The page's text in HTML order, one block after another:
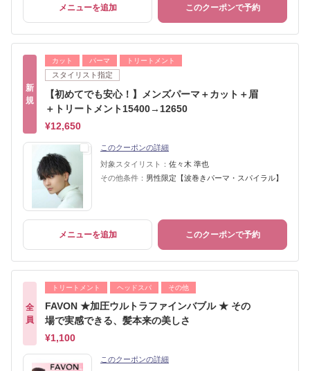
メニューを追加 このクーポンで予約
新
規
カット パーマ トリートメント
スタイリスト指定
【初めてでも安心！】メンズパーマ＋カット＋眉
＋トリートメント15400→12650
¥12,650
このクーポンの詳細
対象スタイリスト： 佐々木 準也
その他条件： 男性限定【波巻きパーマ・スパイラル】
メニューを追加 このクーポンで予約
全
員
トリートメント ヘッドスパ その他
FAVON ★加圧ウルトラファインバブル ★ その
場で実感できる、髪本来の美しさ
¥1,100
このクーポンの詳細